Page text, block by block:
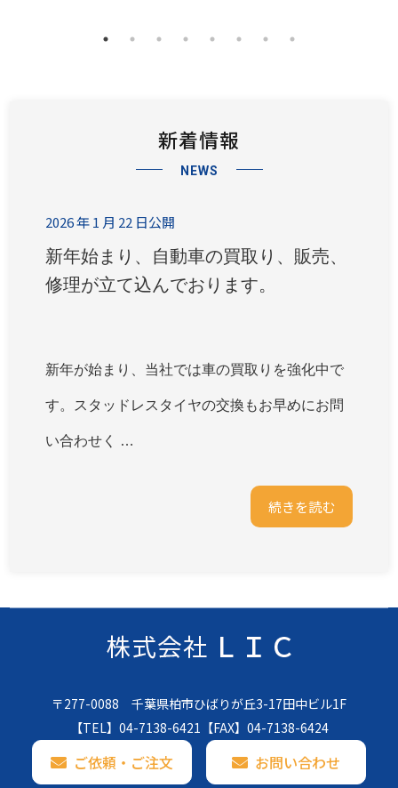
新着情報
NEWS
2026 年 1 月 22 日公開
新年始まり、自動車の買取り、販売、
修理が立て込んでおります。
新年が始まり、当社では車の買取りを強化中で
す。スタッドレスタイヤの交換もお早めにお問
い合わせく …
続きを読む
〒277-0088 千葉県柏市ひばりが丘3-17田中ビル1F
【TEL】 04-7138-6421 【FAX】04-7138-6424
ご依頼・ご注文 お問い合わせ